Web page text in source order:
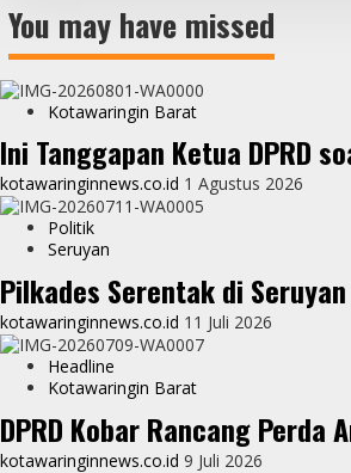
You may have missed
Kotawaringin Barat
Ini Tanggapan Ketua DPRD
kotawaringinnews.co.id 1 Agustus 2026
Politik
Seruyan
Pilkades Serentak di
kotawaringinnews.co.id 11 Juli 2026
Headline
Kotawaringin Barat
DPRD Kobar Rancang Perda
kotawaringinnews.co.id 9 Juli 2026